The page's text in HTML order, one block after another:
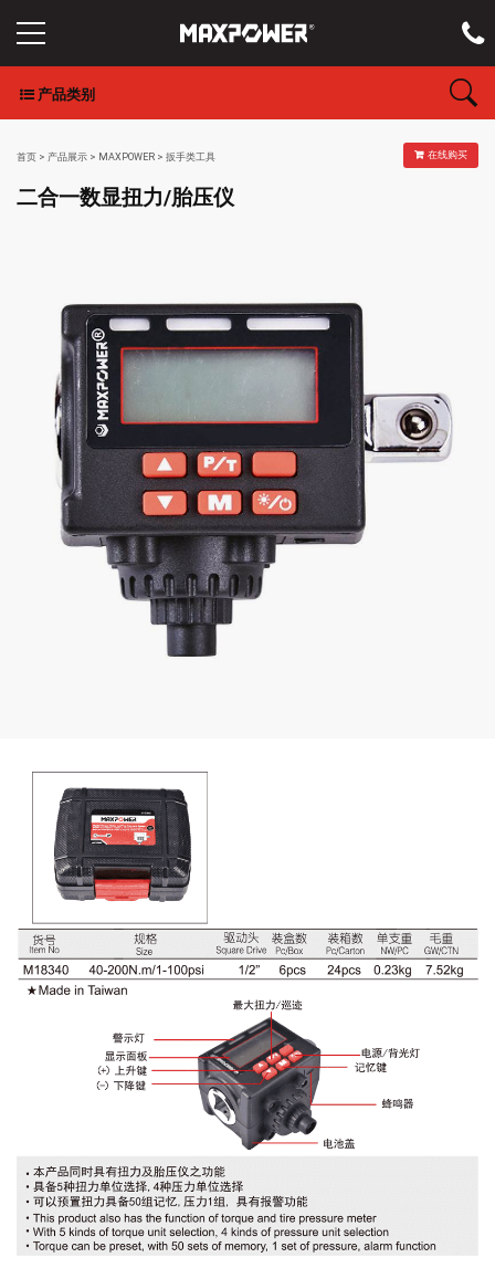
产品类别
首页 > 产品展示 > MAXPOWER > 扳手类工具 在线购买
二合一数显扭力/胎压仪